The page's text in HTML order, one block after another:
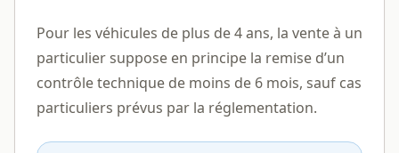
Pour les véhicules de plus de 4 ans, la vente à un
particulier suppose en principe la remise d’un
contrôle technique de moins de 6 mois, sauf cas
particuliers prévus par la réglementation.